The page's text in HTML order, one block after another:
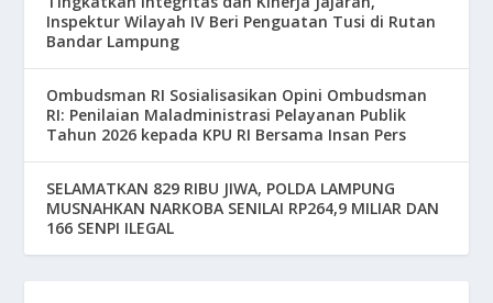
Inspektur Wilayah IV Beri Penguatan Tusi di Rutan
Bandar Lampung
Ombudsman RI Sosialisasikan Opini Ombudsman
RI: Penilaian Maladministrasi Pelayanan Publik
Tahun 2026 kepada KPU RI Bersama Insan Pers
SELAMATKAN 829 RIBU JIWA, POLDA LAMPUNG
MUSNAHKAN NARKOBA SENILAI RP264,9 MILIAR DAN
166 SENPI ILEGAL